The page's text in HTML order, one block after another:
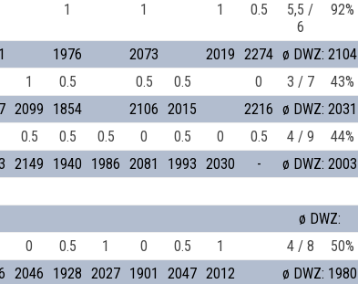
1 1 1 0.5
5,5 /
6
92%
1976 2073 2019 2274 ø DWZ: 2104
1 0.5 0.5 0.5 0 3 / 7
43%
2099 1854 2106 2015 2216 ø DWZ: 2031
0.5 0.5 0.5 0 0.5 0 0.5 4 / 9
44%
2149 1940 1986 2081 1993 2030 -
ø DWZ: 2003
ø DWZ:
0 0.5 1 0 0.5 1 4 / 8
50%
2046 1928 2027 1901 2047 2012
ø DWZ: 1980